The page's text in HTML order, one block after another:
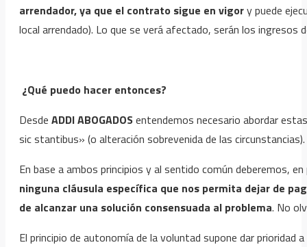
arrendador, ya que el contrato sigue en vigory puede
local arrendado). Lo que se verá afectado, serán los ingresos
¿Qué puedo hacer entonces?
Desde ADDI ABOGADOSentendemos necesario abordar
sic stantibus» (o alteración sobrevenida de las circunstancias).
En base a ambos principios y al sentido común deberemos,
ninguna cláusula específica que nos permita dejar de
de alcanzar una solución consensuada al problema. No
El principio de autonomía de la voluntad supone dar